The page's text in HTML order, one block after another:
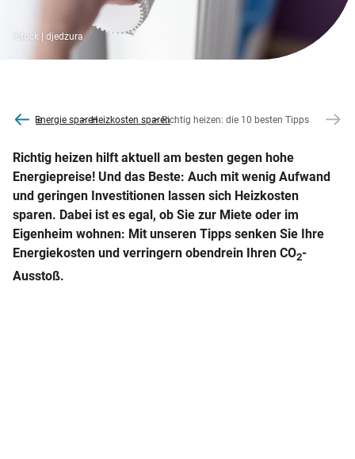
iStock | djedzura
co2onlineEnergie sparenHeizkosten sparenRichtig heizen: die 10 besten Tipps
Richtig heizen hilft aktuell am besten gegen hohe
Energiepreise! Und das Beste: Auch mit wenig Aufwand
und geringen Investitionen lassen sich Heizkosten
sparen. Dabei ist es egal, ob Sie zur Miete oder im
Eigenheim wohnen: Mit unseren Tipps senken Sie Ihre
Energiekosten und verringern obendrein Ihren CO2-
Ausstoß.